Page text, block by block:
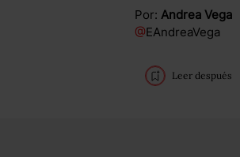
Por: Andrea Vega
@EAndreaVega
Leer después